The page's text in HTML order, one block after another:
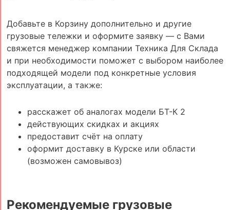
Добавьте в Корзину дополнительно и другие
грузовые тележки и оформите заявку — с Вами
свяжется менеджер компании Техника Для Склада
и при необходимости поможет с выбором наиболее
подходящей модели под конкретные условия
эксплуатации, а также:
расскажет об аналогах модели БТ-К 2
действующих скидках и акциях
предоставит счёт на оплату
оформит доставку в Курске или области
(возможен самовывоз)
Рекомендуемые грузовые